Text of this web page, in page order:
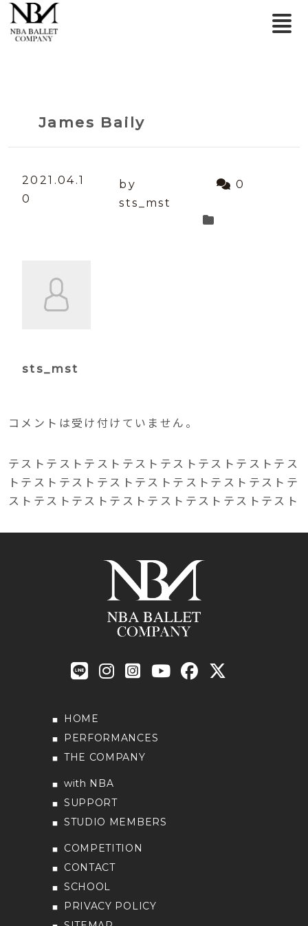
James Baily
2021.04.1
0
by
sts_mst
0
sts_mst
コメントは受け付けていません。
テストテストテストテストテストテストテストテス
トテストテストテストテストテストテストテストテ
ストテストテストテストテストテストテストテスト
HOME
PERFORMANCES
THE COMPANY
with NBA
SUPPORT
STUDIO MEMBERS
COMPETITION
CONTACT
SCHOOL
PRIVACY POLICY